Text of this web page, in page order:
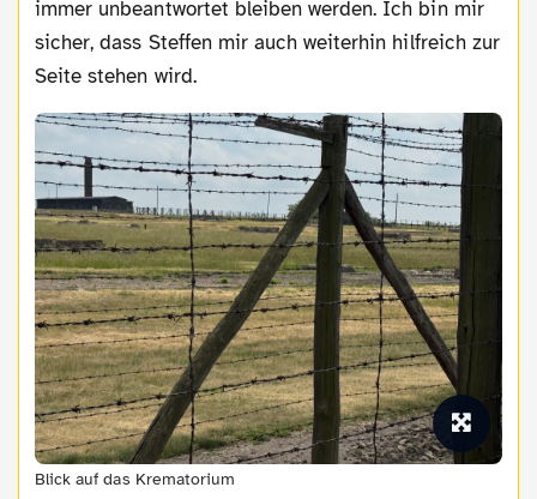
immer unbeantwortet bleiben werden. Ich bin mir
sicher, dass Steffen mir auch weiterhin hilfreich zur
Seite stehen wird.
Blick auf das Krematorium